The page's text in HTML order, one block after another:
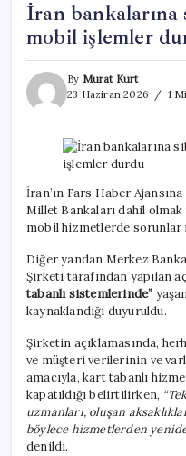
İran bankalarına
mobil işlemler
By Murat Kurt
23 Haziran 2026
1
İran’ın Fars Haber
Millet Bankaları dahil
mobil hizmetlerde sorunlar
Diğer yandan Merkez
Şirketi tarafından yapılan
tabanlı sistemlerinde”
kaynaklandığı duyuruldu.
Şirketin açıklamasında,
ve müşteri verilerinin ve
amacıyla, kart tabanlı
kapatıldığı belirtilirken,
uzmanları, oluşan
böylece hizmetlerden
denildi.